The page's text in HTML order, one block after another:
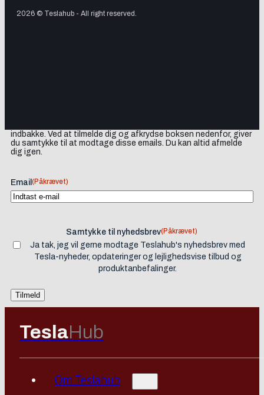
2026 © Teslahub - All right reserved.
indbakke. Ved at tilmelde dig og afkrydse boksen nedenfor, giver
du samtykke til at modtage disse emails. Du kan altid afmelde
dig igen.
Email (Påkrævet)
Samtykke til nyhedsbrev(Påkrævet)
Ja tak, jeg vil gerne modtage Teslahub's nyhedsbrev med
Tesla-nyheder, opdateringer og lejlighedsvise tilbud og
produktanbefalinger.
TeslaHub
Om Teslahub